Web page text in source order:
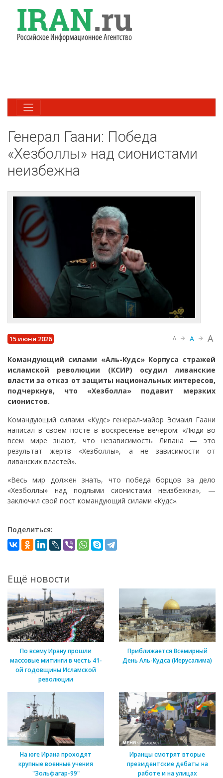
Генерал Гаани: Победа
«Хезболлы» над сионистами
неизбежна
15 июня 2026 A A A
Командующий силами «Аль-Кудс» Корпуса стражей
исламской революции (КСИР) осудил ливанские
власти за отказ от защиты национальных интересов,
подчеркнув, что «Хезболла» подавит мерзких
сионистов.
Командующий силами «Кудс» генерал-майор Эсмаил Гаани
написал в своем посте в воскресенье вечером: «Люди во
всем мире знают, что независимость Ливана — это
результат жертв «Хезболлы», а не зависимости от
ливанских властей».
«Весь мир должен знать, что победа борцов за дело
«Хезболлы» над подлыми сионистами неизбежна», —
заключил свой пост командующий силами «Кудс».
Поделиться:
Ещё новости
По всему Ирану прошли
массовые митинги в честь 41-
ой годовщины Исламской
революции
Приближается Всемирный
День Аль-Кудса (Иерусалима)
На юге Ирана проходят
крупные военные учения
"Зольфагар-99"
Иранцы смотрят вторые
президентские дебаты на
работе и на улицах